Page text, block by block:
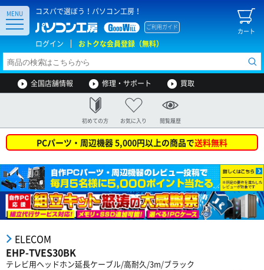
コスパで選ぼう！パソコン工房！
カート
ご利用ガイド
ログイン おトクな会員登録（無料）
MENU
全国店舗情報 修理・サポート 買取
初めての方 お気に入り 閲覧履歴
PCパーツ・周辺機器 5,000円以上の商品で送料無料
ELECOM
EHP-TVES30BK
テレビ用ヘッドホン延長ケーブル/高耐久/3m/ブラック